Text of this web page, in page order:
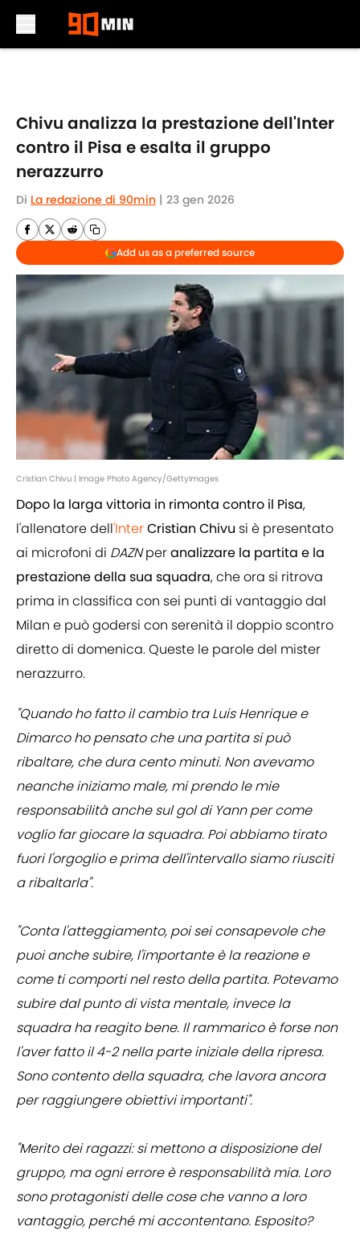
Chivu analizza la prestazione dell'Inter
contro il Pisa e esalta il gruppo
nerazzurro
Di La redazione di 90min | 23 gen 2026
Add us as a preferred source
Cristian Chivu | Image Photo Agency/GettyImages
Dopo la larga vittoria in rimonta contro il Pisa,
l'allenatore dell'InterCristian Chivu si è presentato
ai microfoni di DAZNperanalizzare la partita e la
prestazione della sua squadra, che ora si ritrova
prima in classifica con sei punti di vantaggio dal
Milan e può godersi con serenità il doppio scontro
diretto di domenica. Queste le parole del mister
nerazzurro.
"Quando ho fatto il cambio tra Luis Henrique e
Dimarco ho pensato che una partita si può
ribaltare, che dura cento minuti. Non avevamo
neanche iniziamo male, mi prendo le mie
responsabilità anche sul gol di Yann per come
voglio far giocare la squadra. Poi abbiamo tirato
fuori l'orgoglio e prima dell'intervallo siamo riusciti
a ribaltarla".
"Conta l'atteggiamento, poi sei consapevole che
puoi anche subire, l'importante è la reazione e
come ti comporti nel resto della partita. Potevamo
subire dal punto di vista mentale, invece la
squadra ha reagito bene. Il rammarico è forse non
l'aver fatto il 4-2 nella parte iniziale della ripresa.
Sono contento della squadra, che lavora ancora
per raggiungere obiettivi importanti".
"Merito dei ragazzi: si mettono a disposizione del
gruppo, ma ogni errore è responsabilità mia. Loro
sono protagonisti delle cose che vanno a loro
vantaggio, perché mi accontentano. Esposito?